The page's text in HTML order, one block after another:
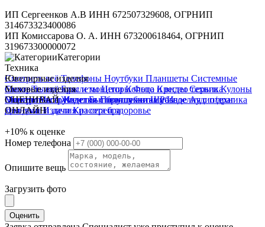
ИП Сергеенков А.В ИНН 672507329608, ОГРНИП
314673323400086
ИП Комиссарова О. А. ИНН 673200618464, ОГРНИП
319673300000072
Категории
Техника
Смотреть всёТелефоны Ноутбуки Планшеты Системные
блокиТелевизоры и мониторыФото и видео техника
ЭлектроинструментБытовая техникаРазноеАудиотехника
Для дома и дачиКрасота и здоровье
Ювелирные изделия
Смотреть всёБраслетыЦепиКольца КрестыСерьгиКулоны
МонетыЧасыИзделия с бриллиантамиИзделия с п/драг
камнямиИзделия из серебра
Меховые изделия
Смотреть всёЖилеткиПолушубкиШубы
ОЦЕНИВАЙ
ОНЛАЙН
+10% к оценке
Номер телефона
Опишите вещь
Загрузить фото
Оценить